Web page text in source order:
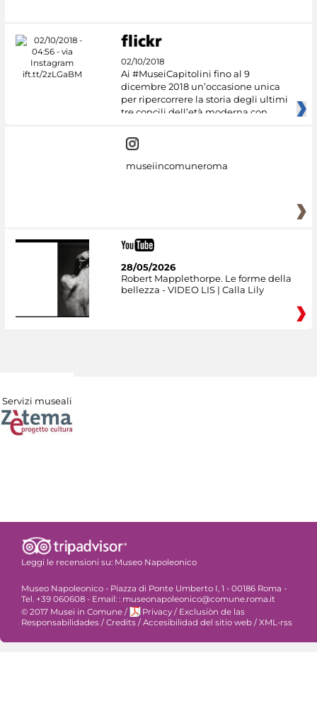
02/10/2018
Ai #MuseiCapitolini fino al 9
dicembre 2018 un’occasione unica
per ripercorrere la storia degli ultimi
tre concili dell’età moderna con
museiincomuneroma
28/05/2026
Robert Mapplethorpe. Le forme della
bellezza - VIDEO LIS | Calla Lily
Servizi museali
Leggi le recensioni su: Museo Napoleonico
Museo Napoleonico - Piazza di Ponte Umberto I, 1 - 00186 Roma -
Tel. +39 060608 - Email: : museonapoleonico@comune.roma.it
© 2017 Musei in Comune / Privacy / Exclusiòn de las
Responsabilidades / Credits / Accesibilidad del sitio web / XML-rss